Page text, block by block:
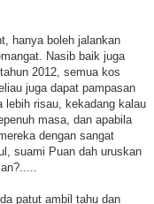
hanya boleh jalankan
Nasib baik juga
2012, semua kos
juga dapat pampasan
risau, kekadang kalau
masa, dan apabila
dengan sangat
suami Puan dah uruskan
patut ambil tahu dan